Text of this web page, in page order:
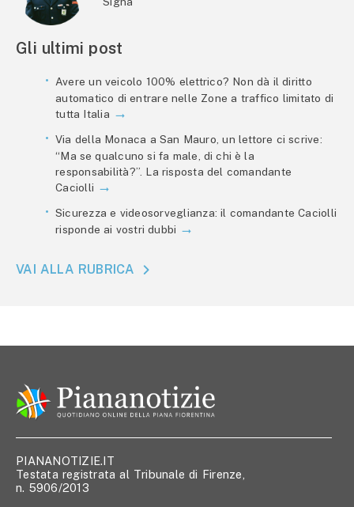
Gli ultimi post
Avere un veicolo 100% elettrico? Non dà il diritto
automatico di entrare nelle Zone a traffico limitato di
tutta Italia
Via della Monaca a San Mauro, un lettore ci scrive:
“Ma se qualcuno si fa male, di chi è la
responsabilità?”. La risposta del comandante
Caciolli
Sicurezza e videosorveglianza: il comandante Caciolli
risponde ai vostri dubbi
VAI ALLA RUBRICA
PIANANOTIZIE.IT
Testata registrata al Tribunale di Firenze,
n. 5906/2013